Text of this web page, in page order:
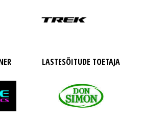
LASTESÕITUDE TOETAJA